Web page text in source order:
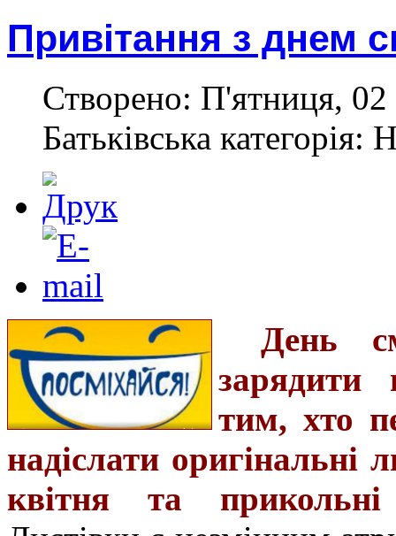
Привітання з днем
Створено: П'ятниця, 02
Батьківська категорія:
День
зарядити
тим, хто
надіслати оригінальні
квітня та прикольні